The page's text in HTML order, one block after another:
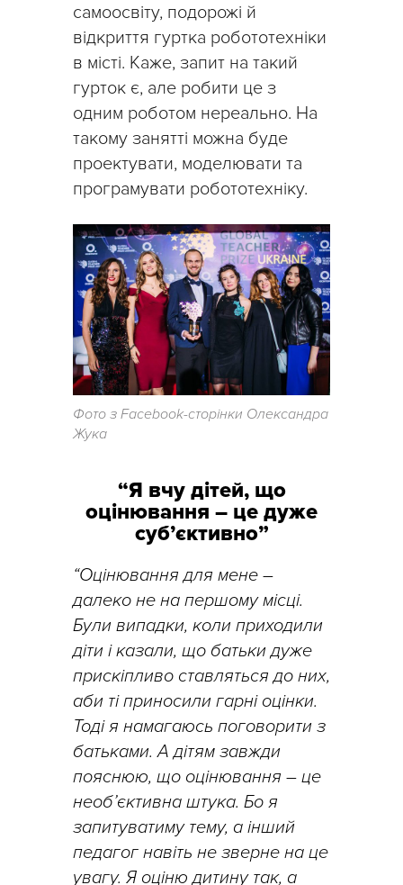
самоосвіту, подорожі й
відкриття гуртка робототехніки
в місті. Каже, запит на такий
гурток є, але робити це з
одним роботом нереально. На
такому занятті можна буде
проектувати, моделювати та
програмувати робототехніку.
Фото з Facebook-сторінки Олександра
Жука
“Я вчу дітей, що
оцінювання – це дуже
суб’єктивно”
“Оцінювання для мене –
далеко не на першому місці.
Були випадки, коли приходили
діти і казали, що батьки дуже
прискіпливо ставляться до них,
аби ті приносили гарні оцінки.
Тоді я намагаюсь поговорити з
батьками. А дітям завжди
пояснюю, що оцінювання – це
необ’єктивна штука. Бо я
запитуватиму тему, а інший
педагог навіть не зверне на це
увагу. Я оціню дитину так, а